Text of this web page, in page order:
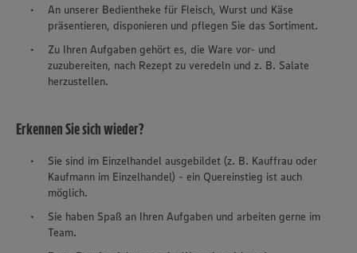
An unserer Bedientheke für Fleisch, Wurst und Käse
präsentieren, disponieren und pflegen Sie das Sortiment.
Zu Ihren Aufgaben gehört es, die Ware vor- und
zuzubereiten, nach Rezept zu veredeln und z. B. Salate
herzustellen.
Erkennen Sie sich wieder?
Sie sind im Einzelhandel ausgebildet (z. B. Kauffrau oder
Kaufmann im Einzelhandel) - ein Quereinstieg ist auch
möglich.
Sie haben Spaß an Ihren Aufgaben und arbeiten gerne im
Team.